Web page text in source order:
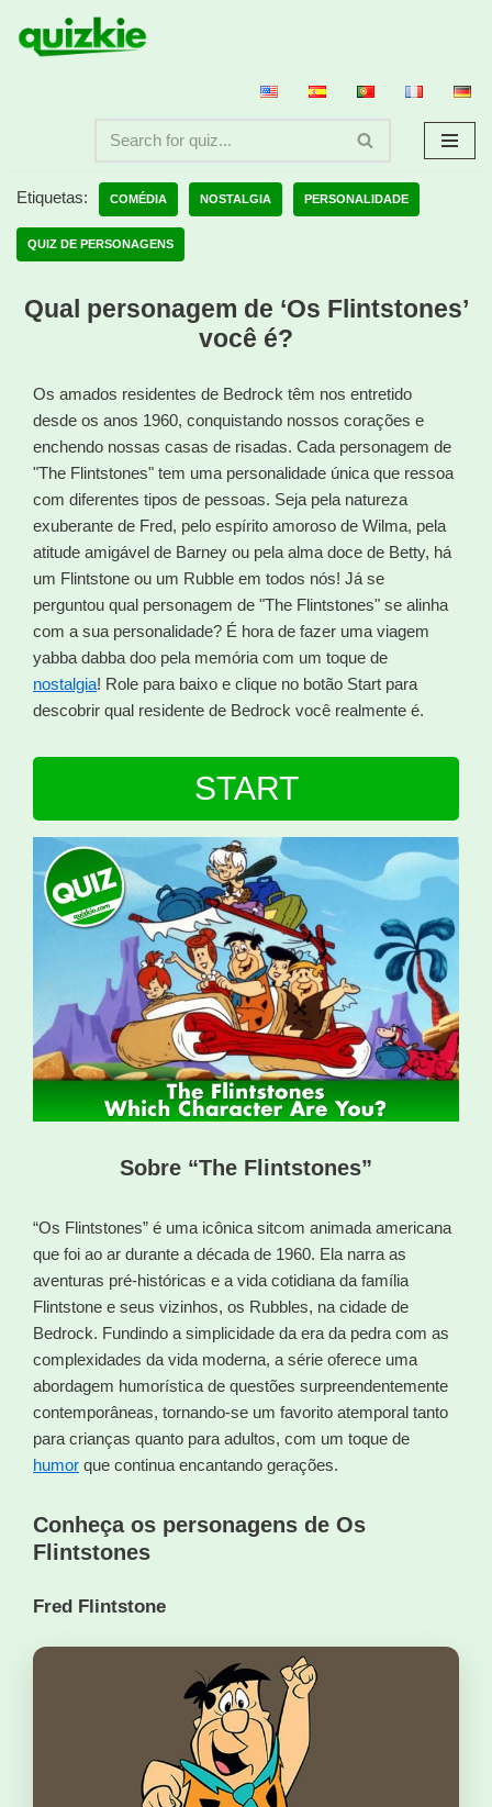
Avançar
Etiquetas: COMÉDIA NOSTALGIA PERSONALIDADE
QUIZ DE PERSONAGENS
Qual personagem de ‘Os Flintstones’
você é?
Os amados residentes de Bedrock têm nos entretido
desde os anos 1960, conquistando nossos corações e
enchendo nossas casas de risadas. Cada personagem de
"The Flintstones" tem uma personalidade única que ressoa
com diferentes tipos de pessoas. Seja pela natureza
exuberante de Fred, pelo espírito amoroso de Wilma, pela
atitude amigável de Barney ou pela alma doce de Betty, há
um Flintstone ou um Rubble em todos nós! Já se
perguntou qual personagem de "The Flintstones" se alinha
com a sua personalidade? É hora de fazer uma viagem
yabba dabba doo pela memória com um toque de
nostalgia! Role para baixo e clique no botão Start para
descobrir qual residente de Bedrock você realmente é.
START
Sobre “The Flintstones”
“Os Flintstones” é uma icônica sitcom animada americana
que foi ao ar durante a década de 1960. Ela narra as
aventuras pré-históricas e a vida cotidiana da família
Flintstone e seus vizinhos, os Rubbles, na cidade de
Bedrock. Fundindo a simplicidade da era da pedra com as
complexidades da vida moderna, a série oferece uma
abordagem humorística de questões surpreendentemente
contemporâneas, tornando-se um favorito atemporal tanto
para crianças quanto para adultos, com um toque de
humor que continua encantando gerações.
Conheça os personagens de Os
Flintstones
Fred Flintstone